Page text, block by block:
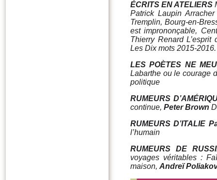
ÉCRITS EN ATELIERS
Patrick Laupin
Tremplin, Bourg-en-
est imprononçable,
Thierry Renard L’esprit
Les Dix mots 2015-2016.
LES POÈTES NE
Labarthe ou le courage
politique
RUMEURS
continue, Peter Brown
RUMEURS D’ITALIE
l’humain
RUMEURS DE
voyages véritables :
maison, Andreï